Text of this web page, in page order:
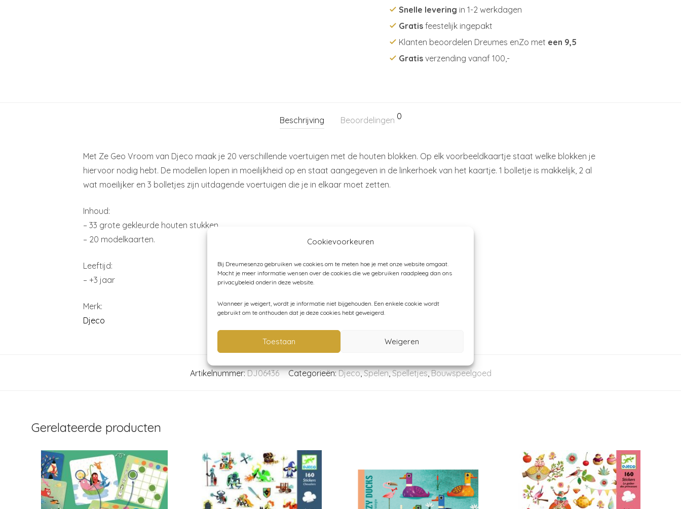
Cookievoorkeuren
Bij Dreumesenzo gebruiken we cookies om te meten hoe je met onze website omgaat.
Mocht je meer informatie wensen over de cookies die we gebruiken raadpleeg dan ons
privacybeleid onderin deze website.
Wanneer je weigert, wordt je informatie niet bijgehouden. Een enkele cookie wordt
gebruikt om te onthouden dat je deze cookies hebt geweigerd.
Toestaan Weigeren
Snelle levering in 1-2 werkdagen
Gratis feestelijk ingepakt
Klanten beoordelen Dreumes enZo met een 9,5
Gratis verzending vanaf 100,-
Beschrijving Beoordelingen 0
Met Ze Geo Vroom van Djeco maak je 20 verschillende voertuigen met de houten blokken. Op elk voorbeeldkaartje staat welke blokken je
hiervoor nodig hebt. De modellen lopen in moeilijkheid op en staat aangegeven in de linkerhoek van het kaartje. 1 bolletje is makkelijk, 2 al
wat moeilijker en 3 bolletjes zijn uitdagende voertuigen die je in elkaar moet zetten.
Inhoud:
– 33 grote gekleurde houten stukken
– 20 modelkaarten.
Leeftijd:
– +3 jaar
Merk:
Djeco
Artikelnummer:DJ06436 Categorieën:Djeco,Spelen,Spelletjes,Bouwspeelgoed
Gerelateerde producten